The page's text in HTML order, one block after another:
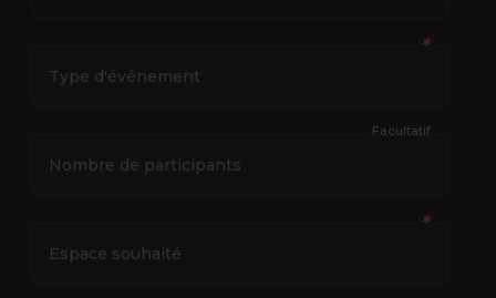
Type d'événement
✱
Nombre de participants
Facultatif
Espace souhaité
✱